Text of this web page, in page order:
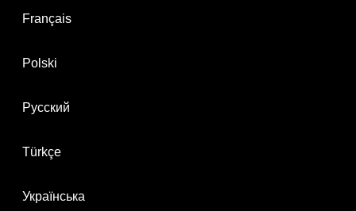
Français
Polski
Русский
Türkçe
Українська